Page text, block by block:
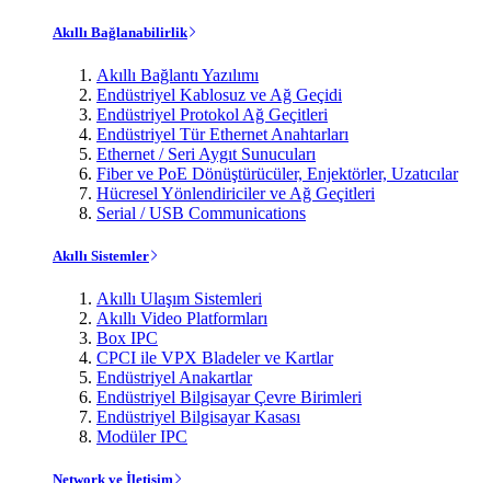
Akıllı Bağlanabilirlik
Akıllı Bağlantı Yazılımı
Endüstriyel Kablosuz ve Ağ Geçidi
Endüstriyel Protokol Ağ Geçitleri
Endüstriyel Tür Ethernet Anahtarları
Ethernet / Seri Aygıt Sunucuları
Fiber ve PoE Dönüştürücüler, Enjektörler, Uzatıcılar
Hücresel Yönlendiriciler ve Ağ Geçitleri
Serial / USB Communications
Akıllı Sistemler
Akıllı Ulaşım Sistemleri
Akıllı Video Platformları
Box IPC
CPCI ile VPX Bladeler ve Kartlar
Endüstriyel Anakartlar
Endüstriyel Bilgisayar Çevre Birimleri
Endüstriyel Bilgisayar Kasası
Modüler IPC
Network ve İletişim